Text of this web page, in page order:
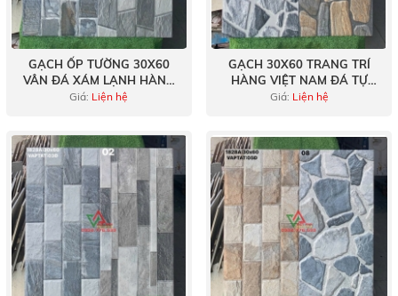
GẠCH ỐP TƯỜNG 30X60
VÂN ĐÁ XÁM LẠNH HÀNG
VIỆT NAM
Giá: Liện hệ
GẠCH 30X60 TRANG TRÍ
HÀNG VIỆT NAM ĐÁ TỰ
NHIÊN
Giá: Liện hệ